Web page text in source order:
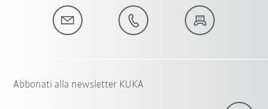
Abbonati alla newsletter KUKA